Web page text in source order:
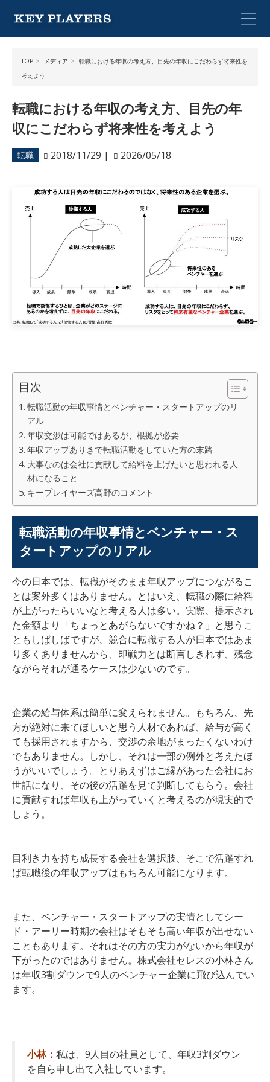
TOP メディア
転職における年収の考え方、目先の年収にこだわらず将来性を
考えよう
転職における年収の考え方、目先の年
収にこだわらず将来性を考えよう
転職 2018/11/29 | 2026/05/18
目次
転職活動の年収事情とベンチャー・スタートアップのリ
アル
年収交渉は可能ではあるが、根拠が必要
年収アップありきで転職活動をしていた方の末路
大事なのは会社に貢献して給料を上げたいと思われる人
材になること
キープレイヤーズ高野のコメント
転職活動の年収事情とベンチャー・ス
タートアップのリアル
今の日本では、転職がそのまま年収アップにつながるこ
とは案外多くはありません。とはいえ、転職の際に給料
が上がったらいいなと考える人は多い。実際、提示され
た金額より「ちょっとあがらないですかね？」と思うこ
ともしばしばですが、競合に転職する人が日本ではあま
り多くありませんから、即戦力とは断言しきれず、残念
ながらそれが通るケースは少ないのです。
企業の給与体系は簡単に変えられません。もちろん、先
方が絶対に来てほしいと思う人材であれば、給与が高く
ても採用されますから、交渉の余地がまったくないわけ
でもありません。しかし、それは一部の例外と考えたほ
うがいいでしょう。とりあえずはご縁があった会社にお
世話になり、その後の活躍を見て判断してもらう。会社
に貢献すれば年収も上がっていくと考えるのが現実的で
しょう。
目利き力を持ち成長する会社を選択肢、そこで活躍すれ
ば転職後の年収アップはもちろん可能になります。
また、ベンチャー・スタートアップの実情としてシー
ド・アーリー時期の会社はそもそも高い年収が出せない
こともあります。それはその方の実力がないから年収が
下がったのではありません。株式会社セレスの小林さん
は年収3割ダウンで9人のベンチャー企業に飛び込んでい
ます。
小林： 私は、9人目の社員として、年収3割ダウン
を自ら申し出て入社しています。